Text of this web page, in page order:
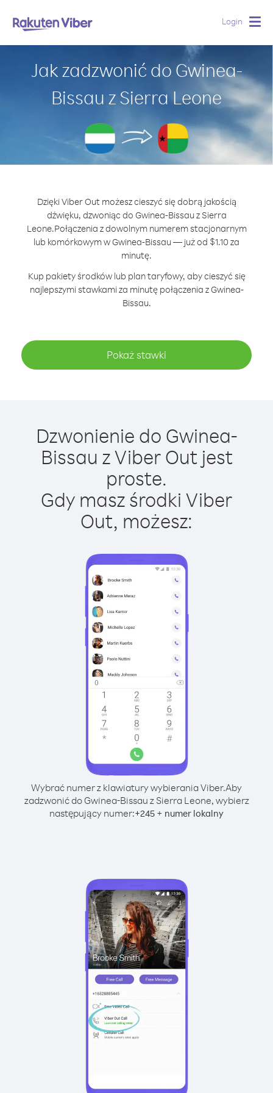
Login
Jak zadzwonić do Gwinea-
Bissau z Sierra Leone
Dzięki Viber Out możesz cieszyć się dobrą jakością
dźwięku, dzwoniąc do Gwinea-Bissau z Sierra
Leone.Połączenia z dowolnym numerem stacjonarnym
lub komórkowym w Gwinea-Bissau — już od $1.10 za
minutę.
Kup pakiety środków lub plan taryfowy, aby cieszyć się
najlepszymi stawkami za minutę połączenia z Gwinea-
Bissau.
Pokaż stawki
Dzwonienie do Gwinea-
Bissau z Viber Out jest
proste.
Gdy masz środki Viber
Out, możesz:
Wybrać numer z klawiatury wybierania Viber.Aby
zadzwonić do Gwinea-Bissau z Sierra Leone, wybierz
następujący numer:+245 + numer lokalny